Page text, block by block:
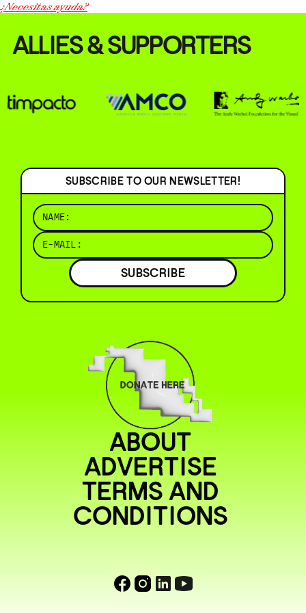
¿Necesitas ayuda?
ALLIES & SUPPORTERS
SUBSCRIBE TO OUR NEWSLETTER!
SUBSCRIBE
ABOUT
ADVERTISE
TERMS AND
CONDITIONS